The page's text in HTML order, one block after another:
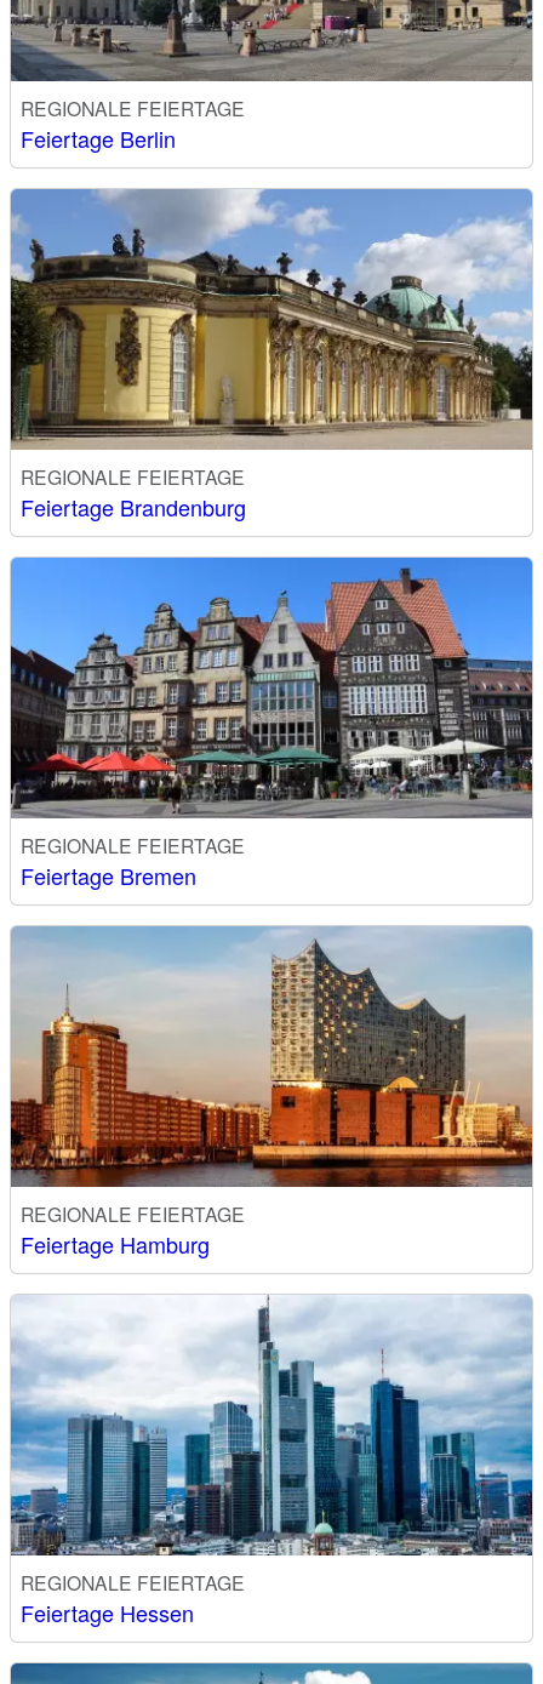
REGIONALE FEIERTAGE
Feiertage Berlin
REGIONALE FEIERTAGE
Feiertage Brandenburg
REGIONALE FEIERTAGE
Feiertage Bremen
REGIONALE FEIERTAGE
Feiertage Hamburg
REGIONALE FEIERTAGE
Feiertage Hessen